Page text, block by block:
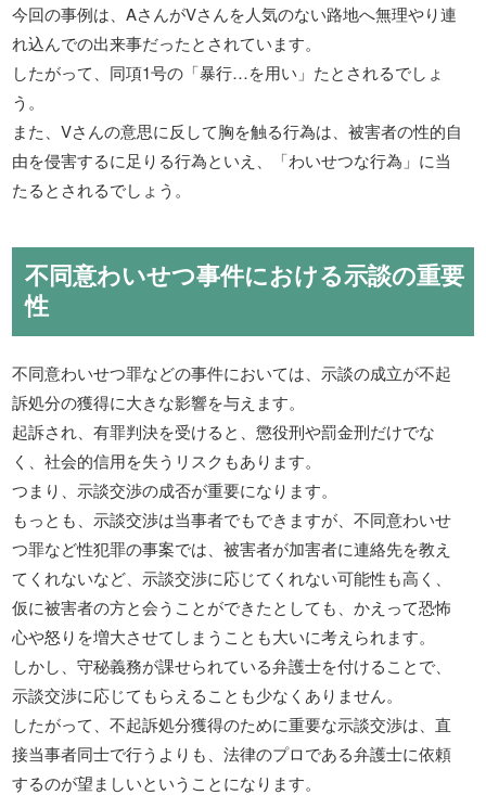
今回の事例は、AさんがVさんを人気のない路地へ無理やり連
れ込んでの出来事だったとされています。
したがって、同項1号の「暴行…を用い」たとされるでしょ
う。
また、Vさんの意思に反して胸を触る行為は、被害者の性的自
由を侵害するに足りる行為といえ、「わいせつな行為」に当
たるとされるでしょう。
不同意わいせつ事件における示談の重要
性
不同意わいせつ罪などの事件においては、示談の成立が不起
訴処分の獲得に大きな影響を与えます。
起訴され、有罪判決を受けると、懲役刑や罰金刑だけでな
く、社会的信用を失うリスクもあります。
つまり、示談交渉の成否が重要になります。
もっとも、示談交渉は当事者でもできますが、不同意わいせ
つ罪など性犯罪の事案では、被害者が加害者に連絡先を教え
てくれないなど、示談交渉に応じてくれない可能性も高く、
仮に被害者の方と会うことができたとしても、かえって恐怖
心や怒りを増大させてしまうことも大いに考えられます。
しかし、守秘義務が課せられている弁護士を付けることで、
示談交渉に応じてもらえることも少なくありません。
したがって、不起訴処分獲得のために重要な示談交渉は、直
接当事者同士で行うよりも、法律のプロである弁護士に依頼
するのが望ましいということになります。